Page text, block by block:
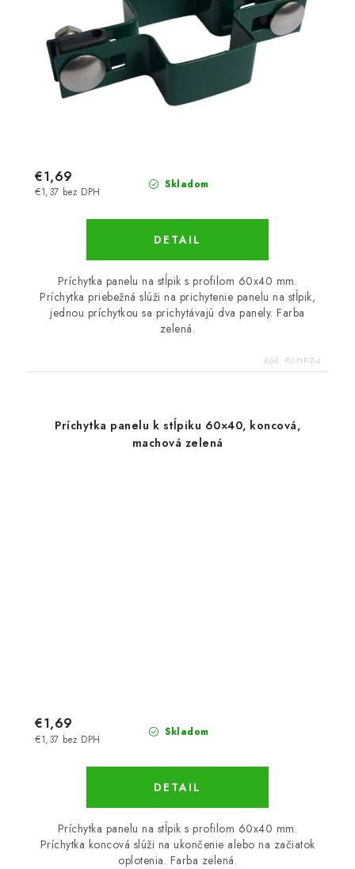
Skladom
€1,37 bez DPH
€1,69
DETAIL
Príchytka panelu na stĺpik s profilom 60x40 mm.
Príchytka priebežná slúži na prichytenie panelu na stĺpik,
jednou príchytkou sa prichytávajú dva panely. Farba
zelená.
Kód: PU-HP-Z-4
Príchytka panelu k stĺpiku 60×40, koncová,
machová zelená
Skladom
€1,37 bez DPH
€1,69
DETAIL
Príchytka panelu na stĺpik s profilom 60x40 mm.
Príchytka koncová slúži na ukončenie alebo na začiatok
oplotenia. Farba zelená.